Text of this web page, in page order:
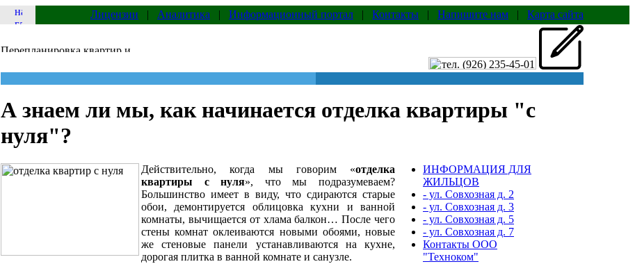
Лицензии | Аналитика | Информационный портал | Контакты | Напишите нам | Карта сайта
А знаем ли мы, как начинается отделка квартиры "с
нуля"?
Действительно, когда мы говорим «отделка
квартиры с нуля», что мы подразумеваем?
Большинство имеет в виду, что сдираются старые
обои, демонтируется облицовка кухни и ванной
комнаты, вычищается от хлама балкон… После чего
стены комнат оклеиваются новыми обоями, новые
же стеновые панели устанавливаются на кухне,
дорогая плитка в ванной комнате и санузле.
ИНФОРМАЦИЯ ДЛЯ
ЖИЛЬЦОВ
- ул. Совхозная д. 2
- ул. Совхозная д. 3
- ул. Совхозная д. 5
- ул. Совхозная д. 7
Контакты ООО
"Техноком"